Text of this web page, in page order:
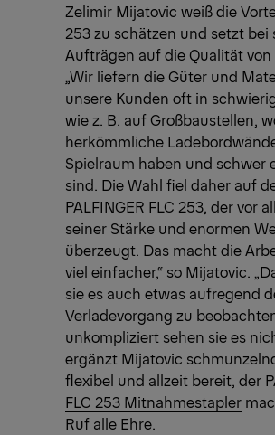
Zelimir Mijatovic weiß die
253 zu schätzen und setzt bei
Aufträgen auf die Qualität von
„Wir liefern die Güter und
unsere Kunden oft in
wie z. B. auf Großbaustellen,
herkömmliche
Spielraum haben und schwer
sind. Die Wahl fiel daher auf
PALFINGER FLC 253, der vor
seiner Stärke und enormen
überzeugt. Das macht die
viel einfacher,“ so Mijatovic.
sie es auch etwas aufregend
Verladevorgang zu
unkompliziert sehen sie es
ergänzt Mijatovic
flexibel und allzeit bereit, der
FLC 253 Mitnahmestapler
Ruf alle Ehre.